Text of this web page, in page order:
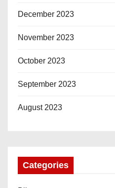
December 2023
November 2023
October 2023
September 2023
August 2023
Categories